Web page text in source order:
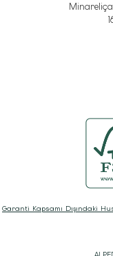
Garanti Kapsamı Dışındaki